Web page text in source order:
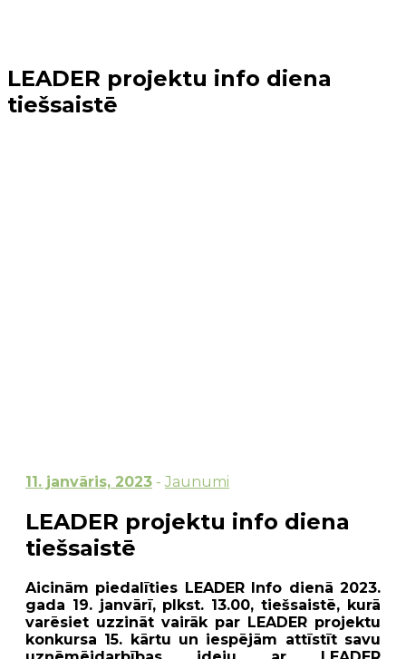
LEADER projektu info diena
tiešsaistē
11. janvāris, 2023 - Jaunumi
LEADER projektu info diena
tiešsaistē
Aicinām piedalīties LEADER Info dienā 2023.
gada 19. janvārī, plkst. 13.00, tiešsaistē, kurā
varēsiet uzzināt vairāk par LEADER projektu
konkursa 15. kārtu un iespējām attīstīt savu